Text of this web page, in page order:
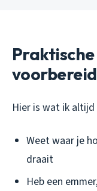
Hier is wat ik altijd
Weet waar je
draait
Heb een